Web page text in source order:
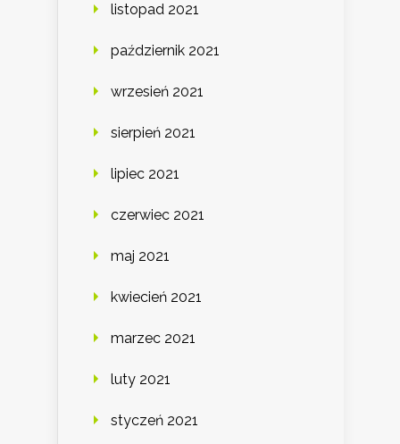
listopad 2021
październik 2021
wrzesień 2021
sierpień 2021
lipiec 2021
czerwiec 2021
maj 2021
kwiecień 2021
marzec 2021
luty 2021
styczeń 2021